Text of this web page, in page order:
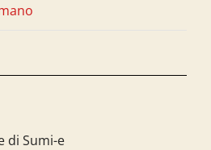
di Sumi-e